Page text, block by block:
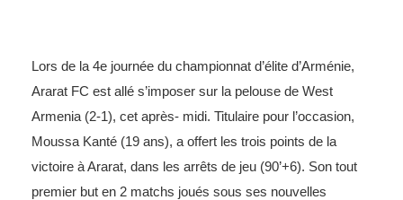
Lors de la 4e journée du championnat d’élite d’Arménie,
Ararat FC est allé s’imposer sur la pelouse de West
Armenia (2-1), cet après- midi. Titulaire pour l’occasion,
Moussa Kanté (19 ans), a offert les trois points de la
victoire à Ararat, dans les arrêts de jeu (90’+6). Son tout
premier but en 2 matchs joués sous ses nouvelles